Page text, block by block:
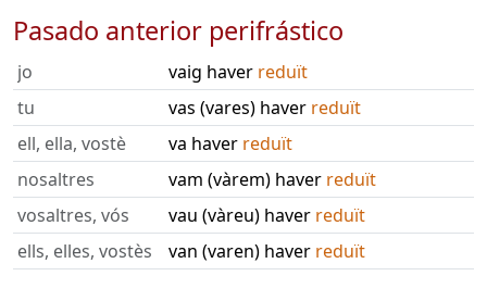
Pasado anterior perifrástico
jo vaig haver reduït
tu
vas (vares) haver reduït
ell, ella, vostè
va haver reduït
nosaltres
vam (vàrem) haver reduït
vosaltres, vós
vau (vàreu) haver reduït
ells, elles, vostès
van (varen) haver reduït